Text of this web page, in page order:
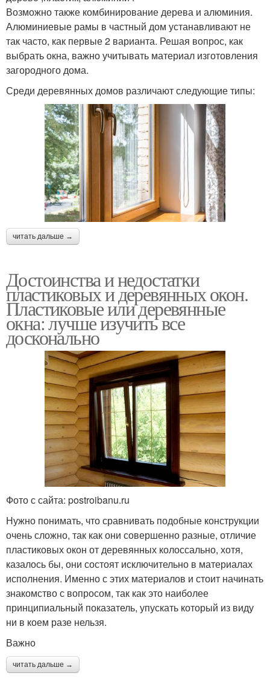
Возможно также комбинирование дерева и алюминия.
Алюминиевые рамы в частный дом устанавливают не
так часто, как первые 2 варианта. Решая вопрос, как
выбрать окна, важно учитывать материал изготовления
загородного дома.
Среди деревянных домов различают следующие типы:
читать дальше →
Достоинства и недостатки
пластиковых и деревянных окон.
Пластиковые или деревянные
окна: лучше изучить все
досконально
Фото с сайта: postroibanu.ru
Нужно понимать, что сравнивать подобные конструкции
очень сложно, так как они совершенно разные, отличие
пластиковых окон от деревянных колоссально, хотя,
казалось бы, они состоят исключительно в материалах
исполнения. Именно с этих материалов и стоит начинать
знакомство с вопросом, так как это наиболее
принципиальный показатель, упускать который из виду
ни в коем разе нельзя.
Важно
читать дальше →